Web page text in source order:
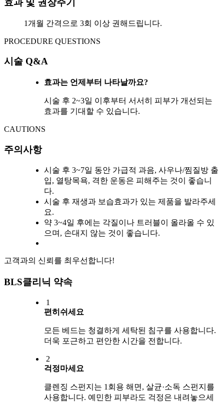
효과 및 권장주기
1개월 간격으로 3회 이상 권해드립니다.
PROCEDURE QUESTIONS
시술 Q&A
효과는 언제부터 나타날까요?
시술 후 2~3일 이후부터 서서히 피부가 개선되는
효과를 기대할 수 있습니다.
CAUTIONS
주의사항
시술 후 3~7일 동안 가급적 과음, 사우나/찜질방 출
입, 열탕목욕, 격한 운동은 피해주는 것이 좋습니
다.
시술 후 재생과 보습효과가 있는 제품을 발라주세
요.
약 3~4일 후에는 각질이나 트러블이 올라올 수 있
으며, 손대지 않는 것이 좋습니다.
고객과의 신뢰를 최우선합니다!
BLS클리닉 약속
1
편히쉬세요
모든 베드는 청결하게 세탁된 침구를 사용합니다.
더욱 포근하고 편안한 시간을 전합니다.
2
걱정마세요
클렌징 스펀지는 1회용 해면, 살균·소독 스펀지를
사용합니다. 예민한 피부라도 걱정은 내려놓으세